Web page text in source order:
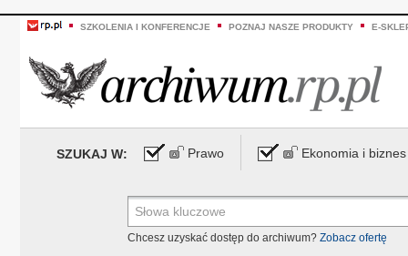
SZKOLENIA I KONFERENCJE POZNAJ NASZE PRODUKTY E-
SZUKAJ W: Prawo Ekonomia i biznes
Chcesz uzyskać dostęp do archiwum? Zobacz ofertę